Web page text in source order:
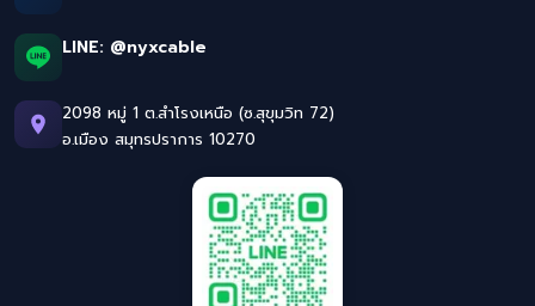
LINE: @nyxcable
2098 หมู่ 1 ต.สำโรงเหนือ (ซ.สุขุมวิท 72)
อ.เมือง สมุทรปราการ 10270